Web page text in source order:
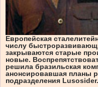
Европейская
числу
закрываются старые
новые.
решила бразильская
анонсировавшая планы
подразделения Lusosider.